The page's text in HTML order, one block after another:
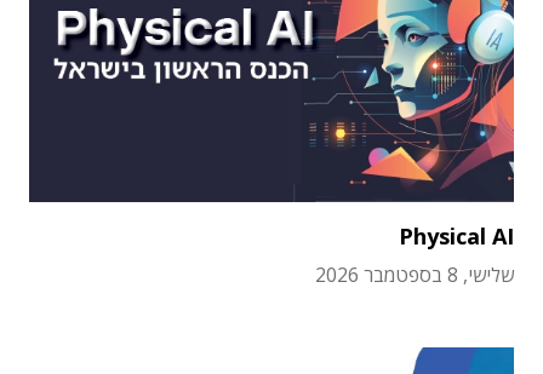
Physical AI
שלישי, 8 בספטמבר 2026